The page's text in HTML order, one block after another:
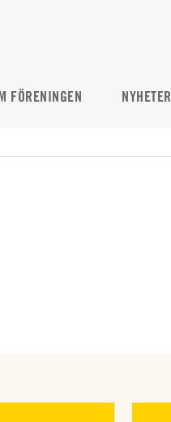
FÖRENINGEN NYHETER